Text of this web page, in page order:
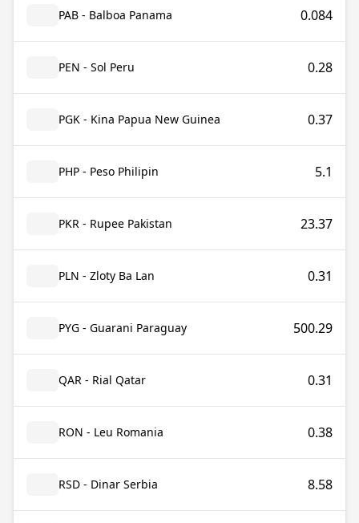
PAB - Balboa Panama 0.084
PEN - Sol Peru 0.28
PGK - Kina Papua New Guinea 0.37
PHP - Peso Philipin 5.1
PKR - Rupee Pakistan 23.37
PLN - Zloty Ba Lan 0.31
PYG - Guarani Paraguay 500.29
QAR - Rial Qatar 0.31
RON - Leu Romania 0.38
RSD - Dinar Serbia 8.58